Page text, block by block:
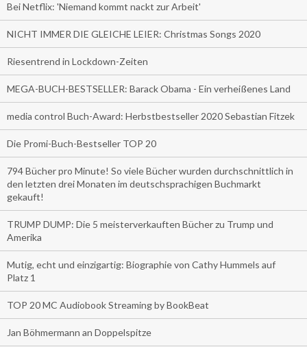
Bei Netflix: 'Niemand kommt nackt zur Arbeit'
NICHT IMMER DIE GLEICHE LEIER: Christmas Songs 2020
Riesentrend in Lockdown-Zeiten
MEGA-BUCH-BESTSELLER: Barack Obama - Ein verheißenes Land
media control Buch-Award: Herbstbestseller 2020 Sebastian Fitzek
Die Promi-Buch-Bestseller TOP 20
794 Bücher pro Minute! So viele Bücher wurden durchschnittlich in
den letzten drei Monaten im deutschsprachigen Buchmarkt
gekauft!
TRUMP DUMP: Die 5 meisterverkauften Bücher zu Trump und
Amerika
Mutig, echt und einzigartig: Biographie von Cathy Hummels auf
Platz 1
TOP 20 MC Audiobook Streaming by BookBeat
Jan Böhmermann an Doppelspitze